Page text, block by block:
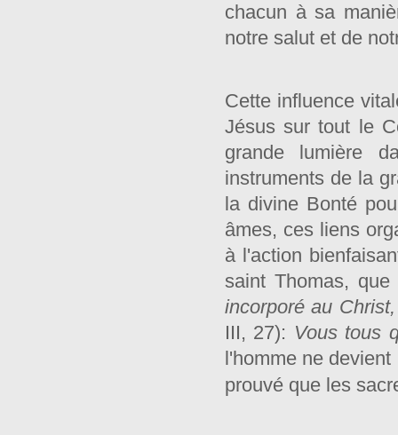
chacun à sa
notre salut et de
Cette influence
Jésus sur tout le
grande lumière
instruments de la
la divine Bonté
âmes, ces liens
à l'action
saint Thomas,
incorporé au
III, 27): Vous tous
l'homme ne
prouvé que les